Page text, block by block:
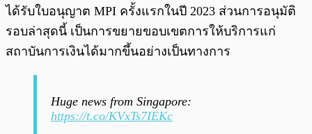
ได้รับใบอนุญาต MPI ครั้งแรกในปี 2023 ส่วนการอนุมัติ
รอบล่าสุดนี้ เป็นการขยายขอบเขตการให้บริการแก่
สถาบันการเงินได้มากขึ้นอย่างเป็นทางการ
Huge news from Singapore:
https://t.co/KVxTs7IEKc